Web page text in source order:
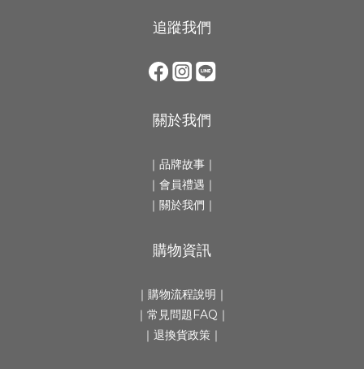
追蹤我們
關於我們
｜ 品牌故事 ｜
｜會員禮遇｜
｜ 關於我們 ｜
購物資訊
｜ 購物流程說明 ｜
｜ 常見問題FAQ ｜
｜ 退換貨政策 ｜